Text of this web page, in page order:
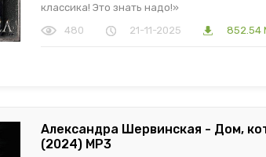
классика! Это знать надо!»
480
21-11-2025 852.54
Александра Шервинская - Дом,
(2024) МР3